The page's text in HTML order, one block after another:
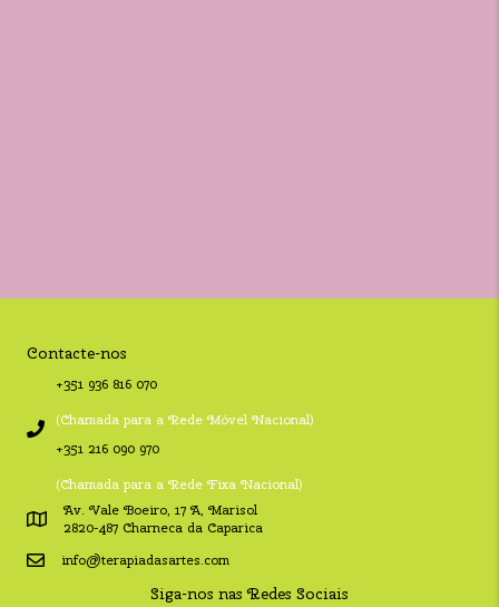
Contacte-nos
+351 936 816 070
(Chamada para a Rede Móvel Nacional)
+351 216 090 970
(Chamada para a Rede Fixa Nacional)
Av. Vale Boeiro, 17 A, Marisol
2820-487 Charneca da Caparica
info@terapiadasartes.com
Siga-nos nas Redes Sociais